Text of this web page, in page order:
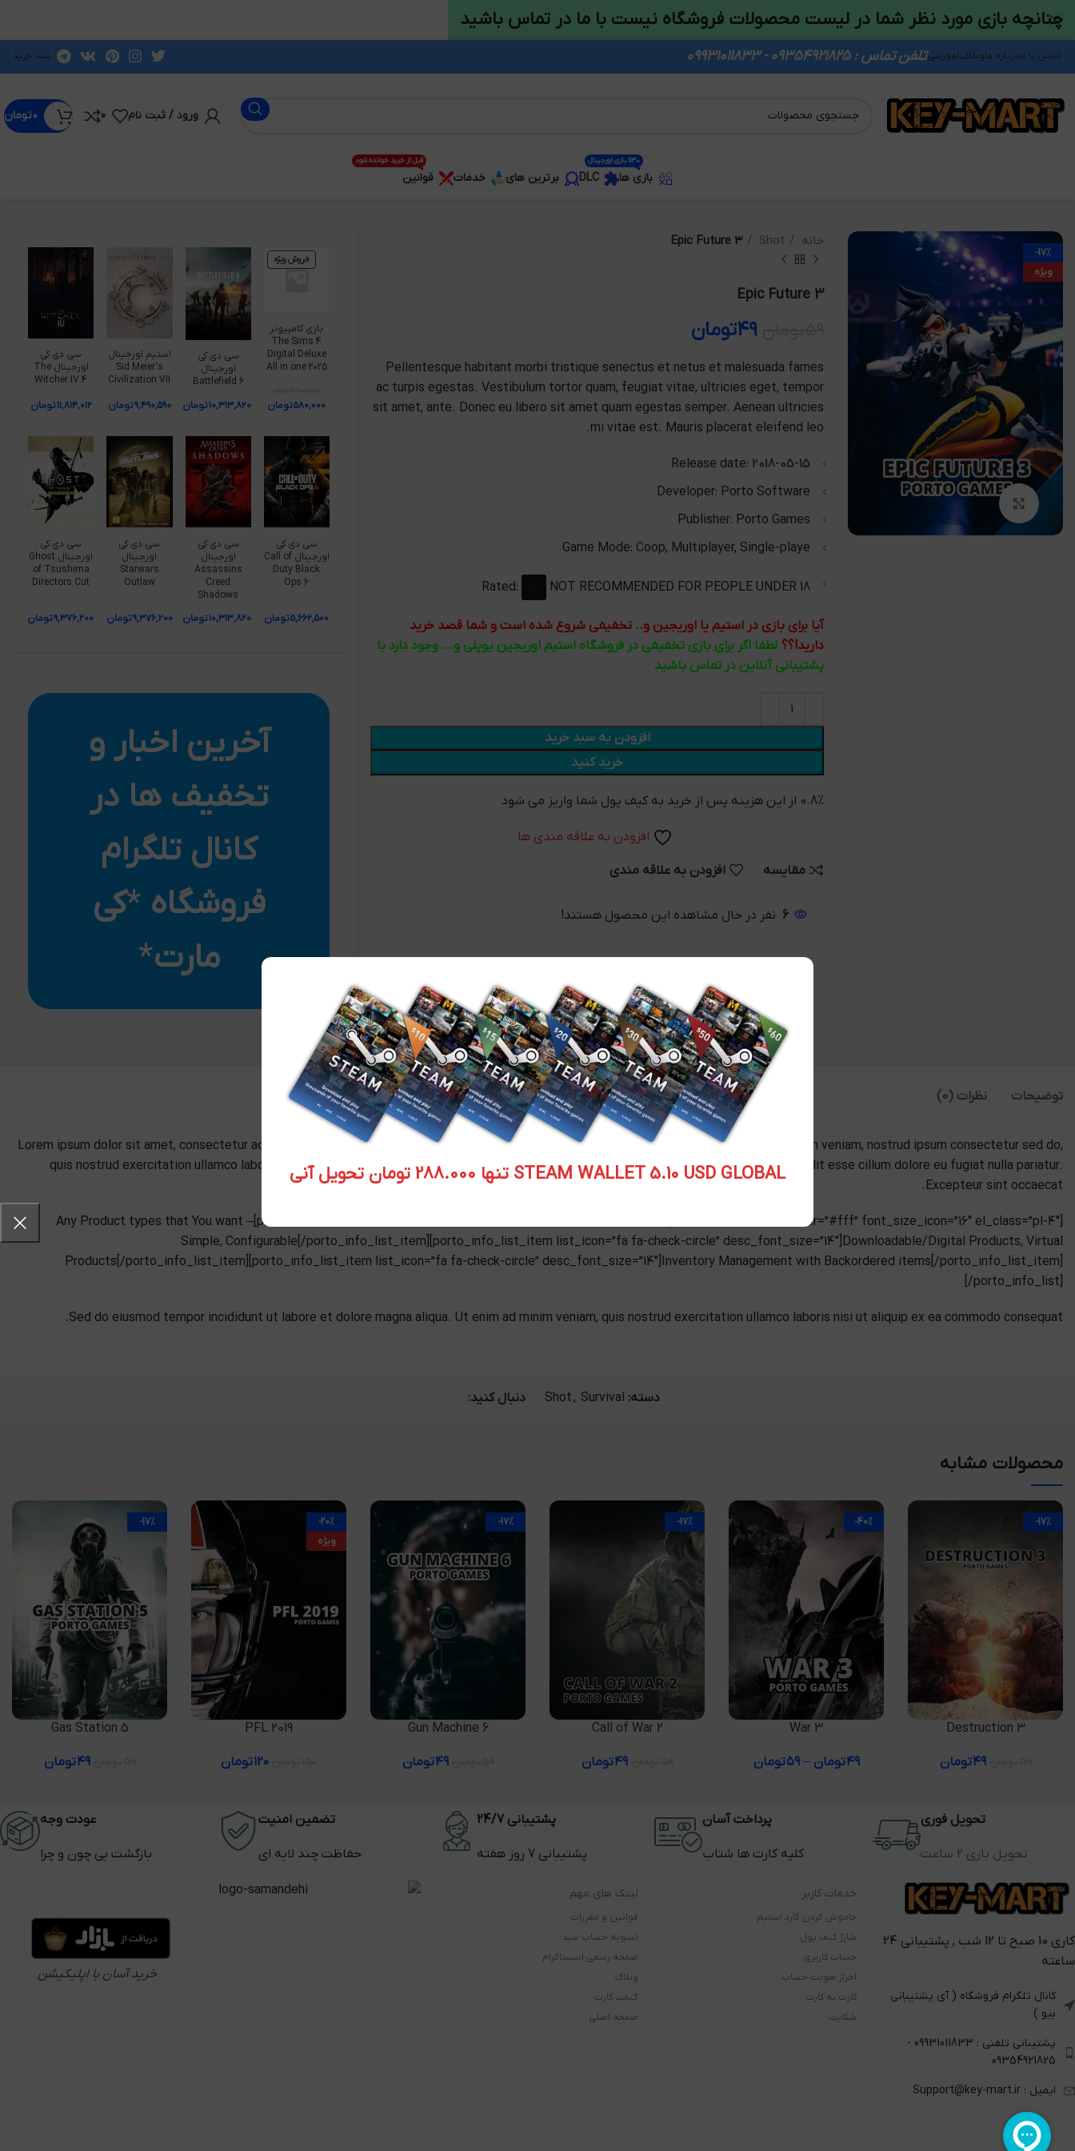
STEAM WALLET 5.10 USD GLOBAL تنها 288.000 تومان تحویل آنی
تماس با مادرباره ماوبلاگ اموزشیتلفن تماس : 09354921825 - 09931011833 سبد خرید
ورود / ثبت نام 0 ۰تومان
بازی ها
1130 بازی اورجینال
DLC برترین های خدمات قوانین
قبل از خرید خوانده شود
-17%
ویژه
خانه Shot
Epic Future 3
Epic Future 3
۴۹تومان
Pellentesque habitant morbi tristique senectus et netus et malesuada fames
ac turpis egestas. Vestibulum tortor quam, feugiat vitae, ultricies eget, tempor
sit amet, ante. Donec eu libero sit amet quam egestas semper. Aenean ultricies
mi vitae est. Mauris placerat eleifend leo.
Release date: 2018-05-15
Developer: Porto Software
Publisher: Porto Games
Game Mode: Coop, Multiplayer, Single-playe
Rated: NOT RECOMMENDED FOR PEOPLE UNDER 18
آیا برای بازی در استیم یا اوریجین و.. تخفیفی شروع شده است و شما قصد خرید
دارید!؟؟ لطفا اگر برای بازی تخفیفی در فروشگاه استیم اوریجین یوپلی و... وجود دارد با
پشتیبانی آنلاین در تماس باشید
افزودن به سبد خرید
خرید کنید
0.8% از این هزینه پس از خرید به کیف پول شما واریز می شود
افزودن به علاقه مندی ها
مقایسه افزودن به علاقه مندی
6 نفر در حال مشاهده این محصول هستند!
فروش ویژه
بازی کامپیوتر
The Sims 4
Digital Deluxe
All in one 2025
۵۸۰,۰۰۰تومان
سی دی کی
اورجینال
Battlefield 6
۱۰,۳۱۳,۸۲۰تومان
استیم اورجینال
Sid Meier's
Civilization VII
۹,۴۹۰,۵۹۰تومان
سی دی کی
اورجینال The
Witcher IV 4
۱۱,۸۱۴,۰۱۲تومان
سی دی کی
اورجینال Call of
Duty Black
Ops 6
۵,۶۶۲,۵۰۰تومان
سی دی کی
اورجینال
Assassins
Creed
Shadows
۱۰,۳۱۳,۸۲۰تومان
سی دی کی
اورجینال
Starwars
Outlaw
۹,۳۷۶,۲۰۰تومان
سی دی کی
اورجینال Ghost
of Tsushima
Directors Cut
۹,۳۷۶,۲۰۰تومان
آخرین اخبار و
تخفیف ها در
کانال تلگرام
فروشگاه *کی
مارت*
توضیحات نظرات (0)
Lorem ipsum dolor sit amet, consectetur adipiscing elit, sed do eiusmod tempor incididunt ut labore et dolore magna aliqua. Ut enim ad minim veniam, nostrud ipsum consectetur sed do,
quis nostrud exercitation ullamco laboris nisi ut aliquip ex ea commodo consequat. Duis aute irure dolor in reprehenderit in voluptate velit esse cillum dolore eu fugiat nulla pariatur.
Excepteur sint occaecat.
[porto_info_list icon_color=”#fff” font_size_icon=”16″ el_class=”pl-4″][porto_info_list_item list_icon=”fa fa-check-circle” desc_font_size=”14″]Any Product types that You want –
Simple, Configurable[/porto_info_list_item][porto_info_list_item list_icon=”fa fa-check-circle” desc_font_size=”14″]Downloadable/Digital Products, Virtual
Products[/porto_info_list_item][porto_info_list_item list_icon=”fa fa-check-circle” desc_font_size=”14″]Inventory Management with Backordered items[/porto_info_list_item]
[/porto_info_list]
Sed do eiusmod tempor incididunt ut labore et dolore magna aliqua. Ut enim ad minim veniam, quis nostrud exercitation ullamco laboris nisi ut aliquip ex ea commodo consequat.
دسته: Shot, Survival دنبال کنید:
محصولات مشابه
-17%
افزودن به سبد خرید
Destruction 3
۴۹تومان
-40%
انتخاب گزینه هاWar 3
۴۹تومان – ۵۹تومان
-17%
افزودن به سبد خرید
Call of War 2
۴۹تومان
-17%
افزودن به سبد خرید
Gun Machine 6
۴۹تومان
-20%
ویژه
افزودن به سبد خرید
PFL 2019
۱۲۰تومان
-17%
افزودن به سبد خرید
Gas Station 5
۴۹تومان
تحویل فوری
تحویل بازی 2 ساعت
پرداخت آسان
کلیه کارت ها شتاب
پشتیبانی 24/7
پشتیبانی 7 روز هفته
تضمین امنیت
حفاظت چند لایه ای
عودت وجه
بازگشت بی چون و چرا
کاری 10 صبح تا 12 شب , پشتیبانی 24
ساعته
کانال تلگرام فروشگاه ( آی پشتیبانی
بیو )
پشتیبانی تلفنی : 09931011833 -
09354921825
ایمیل : Support@key-mart.ir
خدمات کاربر
خاموش کردن گارد استیم
شارژ کیف پول
حساب کاربری
احراز هویت حساب
کارت به کارت
شکایت
لینک های مهم
قوانین و مقررات
تسویه حساب سبد
صفحه رسمی اینستاگرام
وبلاگ
گیفت کارت
صفحه اصلی
خرید آسان با اپلیکیشن
چنانچه بازی مورد نظر شما در لیست محصولات فروشگاه نیست با ما در تماس باشید